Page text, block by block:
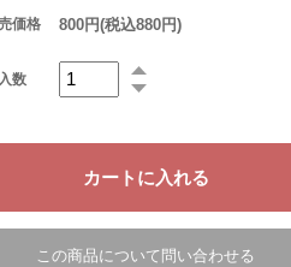
価格 800円(税込880円)
数
この商品について問い合わせる